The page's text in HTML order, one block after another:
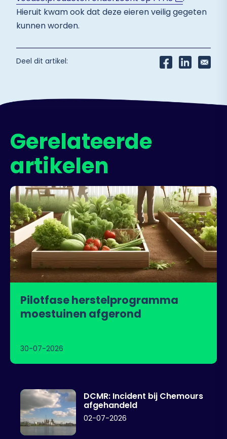
Hieruit kwam ook dat deze eieren veilig gegeten
kunnen worden.
Deel dit artikel:
Gerelateerde
artikelen
Pilotfase herstelprogramma
moestuinen afgerond
30-07-2026
DCMR: Incident bij Chemours
afgehandeld
02-07-2026